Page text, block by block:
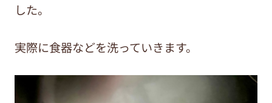
した。
実際に食器などを洗っていきます。